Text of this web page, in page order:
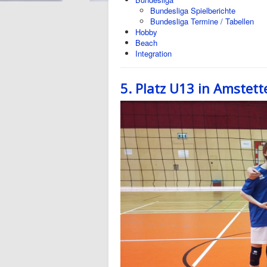
Bundesliga Spielberichte
Bundesliga Termine / Tabellen
Hobby
Beach
Integration
5. Platz U13 in